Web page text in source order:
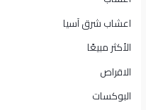
اعشاب شرق آسيا
الأكثر مبيعًا​
الاقراص
البوكسات